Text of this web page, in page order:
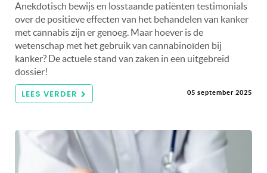
Anekdotisch bewijs en losstaande patiënten testimonials
over de positieve effecten van het behandelen van kanker
met cannabis zijn er genoeg. Maar hoever is de
wetenschap met het gebruik van cannabinoïden bij
kanker? De actuele stand van zaken in een uitgebreid
dossier!
LEES VERDER 05 september 2025